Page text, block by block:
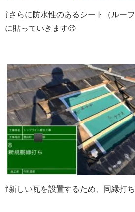
⇧さらに 防水性のあるシート（ルー
に貼っていきます😉
⇧新しい瓦を設置するため、同縁打